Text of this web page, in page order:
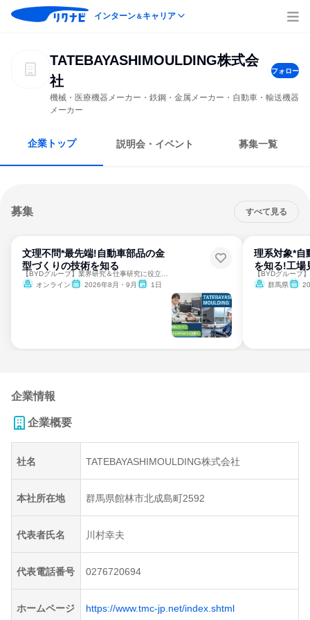
インターン＆キャリア
TATEBAYASHIMOULDING株式会
社
フォロー
機械・医療機器メーカー・鉄鋼・金属メーカー・自動車・輸送機器
メーカー
企業トップ 説明会・イベント 募集一覧
募集 すべて見る
文理不問*最先端!自動車部品の金
型づくりの技術を知る
オンライン
2026年8月・9月 1日
理系対象*自
を知る!工場
群馬県
企業情報
企業概要
社名 TATEBAYASHIMOULDING株式会社
本社所在地 群馬県館林市北成島町2592
代表者氏名 川村幸夫
代表電話番号 0276720694
ホームページ https://www.tmc-jp.net/index.shtml